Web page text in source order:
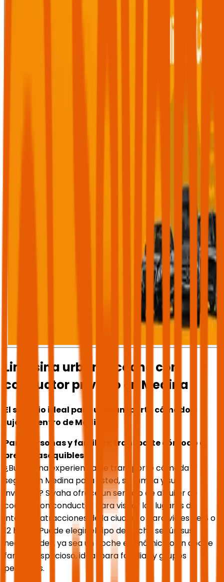
Limusina urbana, coche con
conductor privado en Medina
El servicio ideal para un transporte cómodo y
lujoso dentro de Medina.
Para personas y familias: transporte cómodo a
precios asequibles
¿Busca una experiencia de transporte cómoda y
segura en Medina para usted, su familia y sus
invitados? Siyaha ofrece un servicio de alquiler de
coches con conductor para visitar los lugares de
interés y atracciones de la ciudad, o para viajes de 8 o
12 horas. Puede elegir el tipo de coche según sus
necesidades, ya sea un coche económico o un coche
familiar espacioso, ideal para familias y grupos
pequeños.